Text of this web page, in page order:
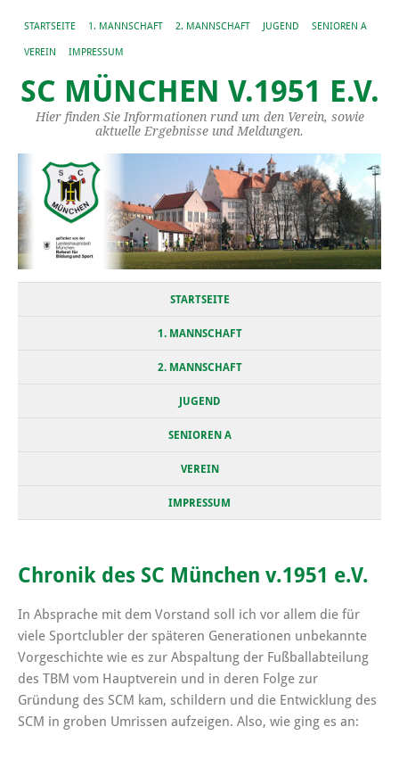
STARTSEITE 1. MANNSCHAFT 2. MANNSCHAFT JUGEND SENIOREN A
VEREIN IMPRESSUM
SC MÜNCHEN V.1951 E.V.
Hier finden Sie Informationen rund um den Verein, sowie
aktuelle Ergebnisse und Meldungen.
STARTSEITE
1. MANNSCHAFT
2. MANNSCHAFT
JUGEND
SENIOREN A
VEREIN
IMPRESSUM
Chronik des SC München v.1951 e.V.
In Absprache mit dem Vorstand soll ich vor allem die für
viele Sportclubler der späteren Generationen unbekannte
Vorgeschichte wie es zur Abspaltung der Fußballabteilung
des TBM vom Hauptverein und in deren Folge zur
Gründung des SCM kam, schildern und die Entwicklung des
SCM in groben Umrissen aufzeigen. Also, wie ging es an: